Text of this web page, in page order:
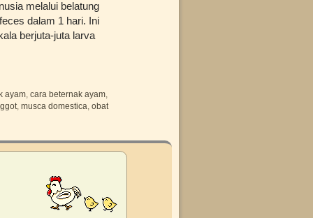
melalui belatung
dalam 1 hari. Ini
berjuta-juta larva
ayam cara beternak ayam
musca domestica obat